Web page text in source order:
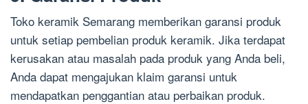
Toko keramik Semarang memberikan garansi produk
untuk setiap pembelian produk keramik. Jika terdapat
kerusakan atau masalah pada produk yang Anda beli,
Anda dapat mengajukan klaim garansi untuk
mendapatkan penggantian atau perbaikan produk.